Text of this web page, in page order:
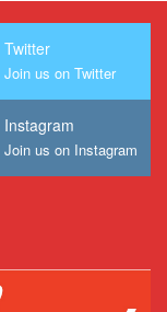
Twitter
Join us on Twitter
Instagram
Join us on Instagram